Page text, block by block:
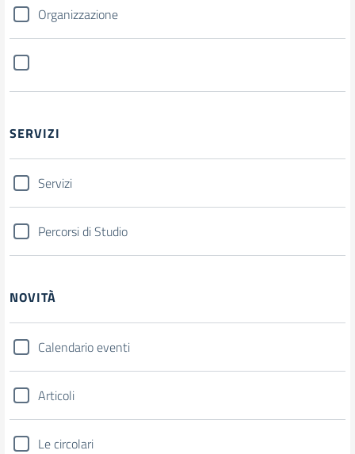
Organizzazione
SERVIZI
Servizi
Percorsi di Studio
NOVITÀ
Calendario eventi
Articoli
Le circolari